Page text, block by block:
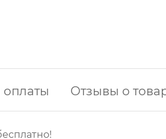
Отзывы о